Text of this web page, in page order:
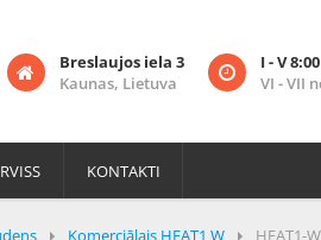
Breslaujos iela 3
Kaunas, Lietuva
I - V
VI - VII
KONTAKTI
Komerciālais HEAT1 W HEAT1-